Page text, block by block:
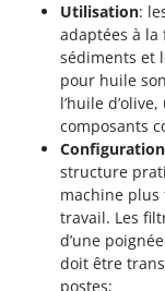
Utilisation:
adaptées à
sédiments et
pour huile
l’huile
composants
Configuration
structure
machine plus
travail. Les
d’une
doit être
postes;